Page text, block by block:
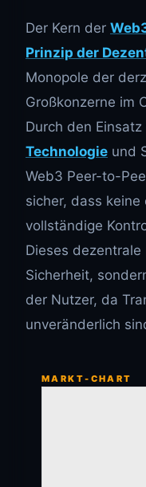
Der Kern der
Prinzip der
Monopole der
Großkonzerne im
Durch den Einsatz
Technologie und
Web3 Peer-to-
sicher, dass keine
vollständige
Dieses
Sicherheit,
der Nutzer, da
unveränderlich
MARKT-CHART